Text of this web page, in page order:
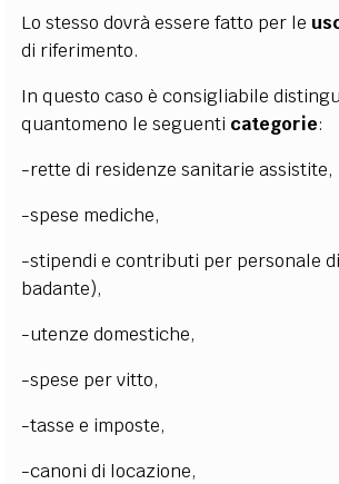
Lo stesso dovrà essere fatto per le
di riferimento.
In questo caso è consigliabile
quantomeno le seguenti categorie:
-rette di residenze sanitarie assistite,
-spese mediche,
-stipendi e contributi per personale
badante),
-utenze domestiche,
-spese per vitto,
-tasse e imposte,
-canoni di locazione,